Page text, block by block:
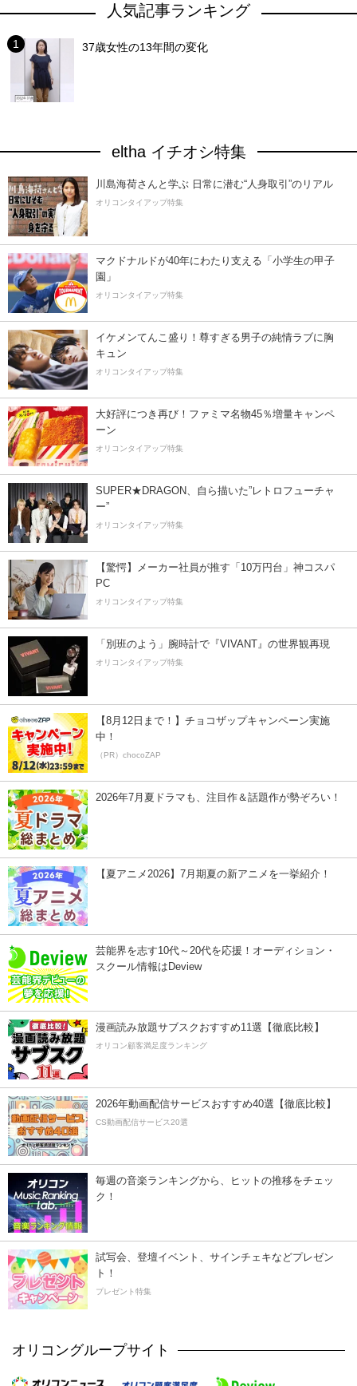
人気記事ランキング
37歳女性の13年間の変化
eltha イチオシ特集
川島海荷さんと学ぶ 日常に潜む“人身取引”のリアル
オリコンタイアップ特集
マクドナルドが40年にわたり支える「小学生の甲子
園」
オリコンタイアップ特集
イケメンてんこ盛り！尊すぎる男子の純情ラブに胸
キュン
オリコンタイアップ特集
大好評につき再び！ファミマ名物45％増量キャンペ
ーン
オリコンタイアップ特集
SUPER★DRAGON、自ら描いた”レトロフューチャ
ー”
オリコンタイアップ特集
【驚愕】メーカー社員が推す「10万円台」神コスパ
PC
オリコンタイアップ特集
「別班のよう」腕時計で『VIVANT』の世界観再現
オリコンタイアップ特集
【8月12日まで！】チョコザップキャンペーン実施
中！
（PR）chocoZAP
2026年7月夏ドラマも、注目作＆話題作が勢ぞろい！
【夏アニメ2026】7月期夏の新アニメを一挙紹介！
芸能界を志す10代～20代を応援！オーディション・
スクール情報はDeview
漫画読み放題サブスクおすすめ11選【徹底比較】
オリコン顧客満足度ランキング
2026年動画配信サービスおすすめ40選【徹底比較】
CS動画配信サービス20選
毎週の音楽ランキングから、ヒットの推移をチェッ
ク！
試写会、登壇イベント、サインチェキなどプレゼン
ト！
プレゼント特集
オリコングループサイト